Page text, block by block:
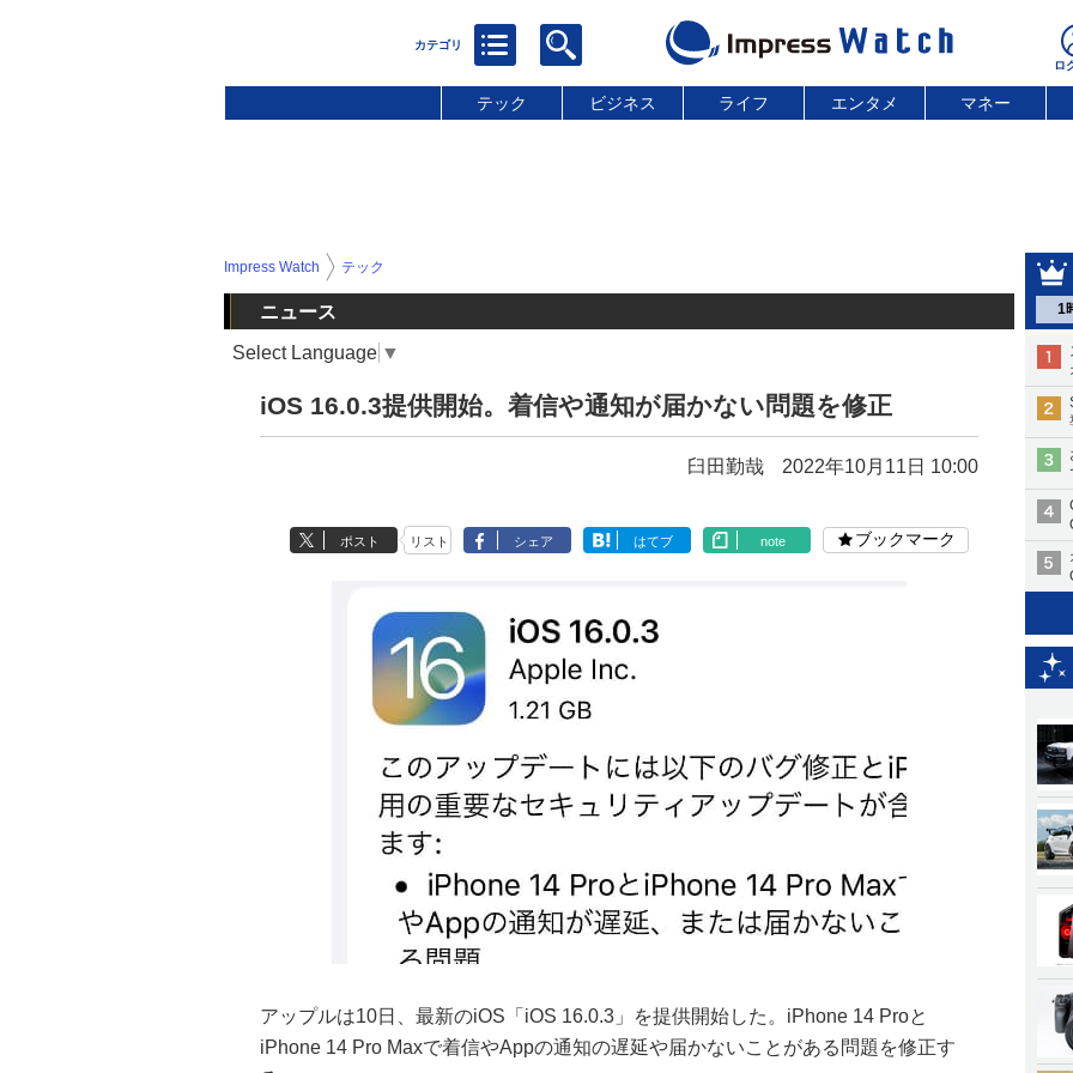
テック ビジネス ライフ エンタメ マネー
1
Impress Watch テック
ニュース
Select Language ▼
iOS 16.0.3提供開始。着信や通知が届かない問題を修正
臼田勤哉 2022年10月11日 10:00
ポスト リスト シェア はてブ note ブックマーク
アップルは10日、最新のiOS「iOS 16.0.3」を提供開始した。iPhone 14 Proと
iPhone 14 Pro Maxで着信やAppの通知の遅延や届かないことがある問題を修正す